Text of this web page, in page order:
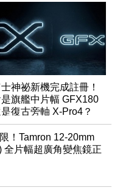
神祕新機完成註冊！
旗艦中片幅 GFX180
復古旁軸 X-Pro4？
！Tamron 12-20mm
全片幅超廣角變焦鏡正